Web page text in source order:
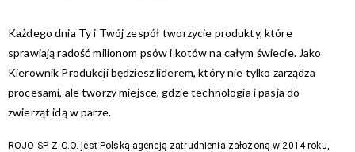
Każdego dnia Ty i Twój zespół tworzycie produkty, które
sprawiają radość milionom psów i kotów na całym świecie. Jako
Kierownik Produkcji będziesz liderem, który nie tylko zarządza
procesami, ale tworzy miejsce, gdzie technologia i pasja do
zwierząt idą w parze.
ROJO SP. Z O.O. jest Polską agencją zatrudnienia założoną w 2014 roku,